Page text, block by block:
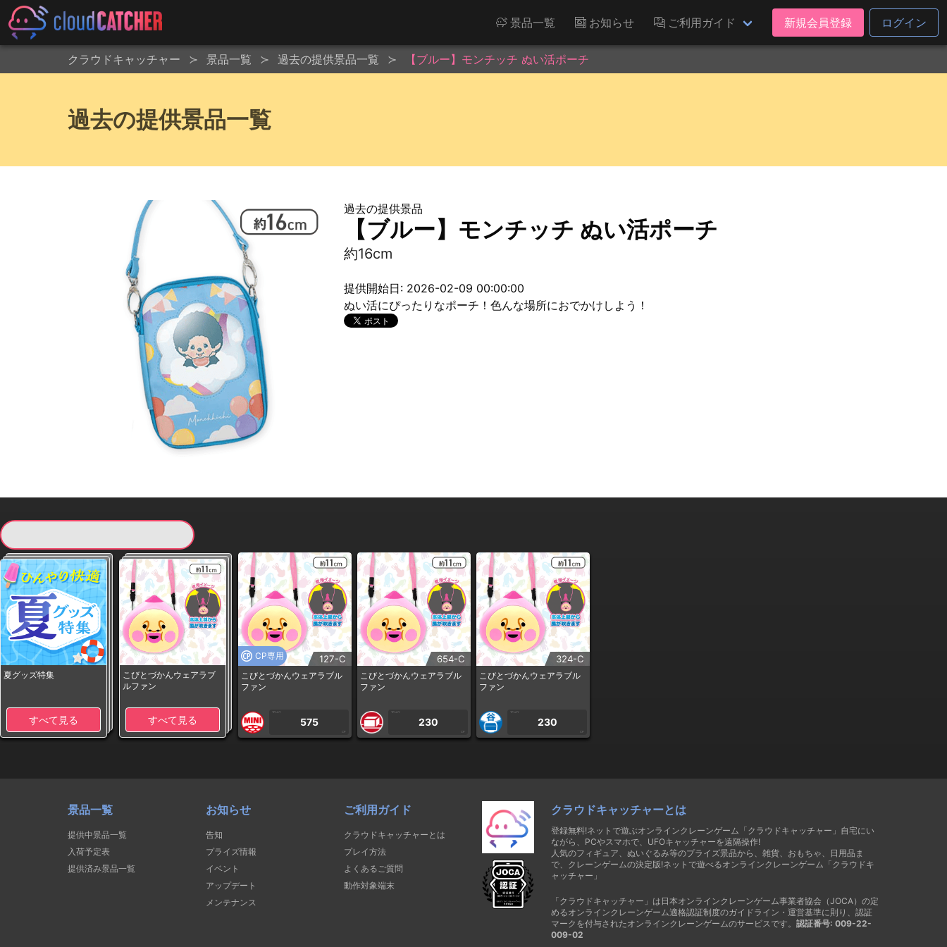
景品一覧 お知らせ ご利用ガイド 新規会員登録 ログイン
クラウドキャッチャー 景品一覧 過去の提供景品一覧 【ブルー】モンチッチ ぬい活ポーチ
過去の提供景品一覧
過去の提供景品
【ブルー】モンチッチ ぬい活ポーチ
約16cm
提供開始日: 2026-02-09 00:00:00
ぬい活にぴったりなポーチ！色んな場所におでかけしよう！
夏グッズ特集
すべて見る
こびとづかんウェアラブ
ルファン
すべて見る
CP専用 127-C
こびとづかんウェアラブル
ファン
1PLAY
575
CP
654-C
こびとづかんウェアラブル
ファン
1PLAY
230
CP
324-C
こびとづかんウェアラブル
ファン
1PLAY
230
CP
景品一覧
提供中景品一覧
入荷予定表
提供済み景品一覧
お知らせ
告知
プライズ情報
イベント
アップデート
メンテナンス
ご利用ガイド
クラウドキャッチャーとは
プレイ方法
よくあるご質問
動作対象端末
クラウドキャッチャーとは
登録無料!ネットで遊ぶオンラインクレーンゲーム「クラウドキャッチャー」自宅にい
ながら、PCやスマホで、UFOキャッチャーを遠隔操作!
人気のフィギュア、ぬいぐるみ等のプライズ景品から、雑貨、おもちゃ、日用品ま
で、クレーンゲームの決定版!ネットで遊べるオンラインクレーンゲーム「クラウドキ
ャッチャー」
「クラウドキャッチャー」は日本オンラインクレーンゲーム事業者協会（JOCA）の定
めるオンラインクレーンゲーム適格認証制度のガイドライン・運営基準に則り、認証
マークを付与されたオンラインクレーンゲームのサービスです。 認証番号: 009-22-
009-02